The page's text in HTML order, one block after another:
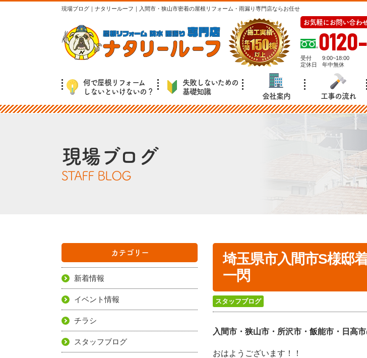
現場ブログ｜ナタリールーフ｜入間市・狭山市密着の屋根リフォーム・雨漏り専門店ならお任せ
お気軽にお問い合わ
受付
9:00~18:00
定休日
年中無休
何で屋根リフォーム
しないといけないの？
失敗しないための
基礎知識
会社案内 工事の流れ
現場ブログ
STAFF BLOG
埼玉県市入間市S様
一閃
スタッフブログ
入間市・狭山市・所沢市・飯能市・日高市
おはようございます！！
カテゴリー
新着情報
イベント情報
チラシ
スタッフブログ